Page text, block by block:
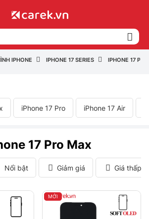
IPHONE IPHONE 17 SERIES IPHONE 17
iPhone 17 Pro iPhone 17 Air
17 Pro Max
Nổi bật Giảm giá Giá thấp
MỚI